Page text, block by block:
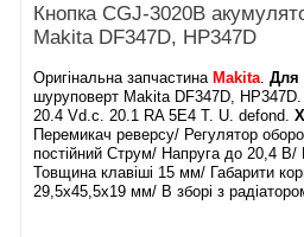
Кнопка CGJ-3020B
Makita DF347D, HP347D
Оригінальна запчастина Makita .Для
шуруповерт Makita DF347D, HP347D.
20.4 Vd.c. 20.1 RA 5E4 T. U. defond.
Перемикач реверсу/ Регулятор
постійний Струм/ Напруга до 20,4 В/
Товщина клавіші 15 мм/ Габарити
29,5х45,5х19 мм/ В зборі з